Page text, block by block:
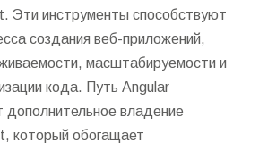
Эти инструменты способствуют
создания веб-приложений,
масштабируемости и
кода. Путь Angular
дополнительное владение
который обогащает